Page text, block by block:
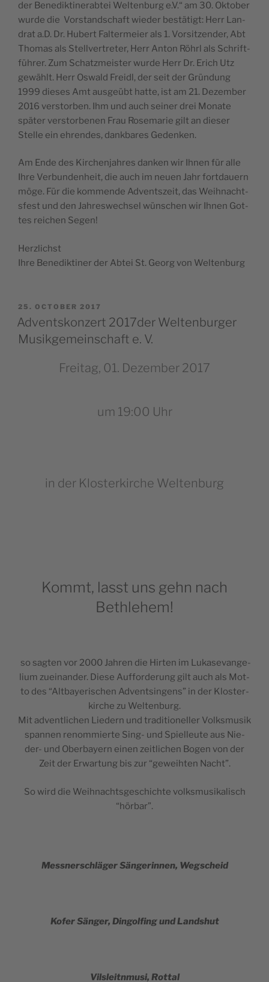
der Bene­dik­ti­ne­rab­tei Wel­ten­burg e.V.“ am 30. Okt­ober
wur­de die Vor­s­tand­sc­ha­ft wie­der bes­tätigt: Herr Lan­
drat a.D. Dr. Hubert Fal­ter­me­i­er als 1. Vor­sit­zen­der, Abt
Tho­mas als Stellver­tre­ter, Herr Anton Röhrl als Schri­ft­
führer. Zum Schatz­me­i­s­ter wur­de Herr Dr. Erich Utz
gewählt. Herr Oswald Fre­idl, der seit der Grün­dung
1999 die­ses Amt aus­ge­übt hat­te, ist am 21. Dezem­ber
2016 ver­s­tor­ben. Ihm und auch sei­ner drei Mona­te
später ver­s­tor­be­nen Frau Rose­ma­rie gilt an die­ser
Stel­le ein ehren­des, dank­ba­res Gedenken.
Am Ende des Kirc­hen­ja­hres dan­ken wir Ihnen für alle
Ihre Ver­bun­den­he­it, die auch im neu­en Jahr fort­da­u­ern
möge. Für die kom­mende Advents­ze­it, das Wei­hnac­ht­
s­fest und den Jahre­swec­hsel wün­sc­hen wir Ihnen Got­
tes reic­hen Segen!
Herz­lic­hst
Ihre Bene­dik­ti­ner der Abtei St. Georg von Weltenburg
POSTED
ON
25. OCTOBER 2017
Adventskonzert 2017der Weltenburger
Musikgemeinschaft e. V.
Freitag, 01. Dezember 2017
um 19:00 Uhr
in der Klosterkirche Weltenburg
Kommt, lasst uns gehn nach
Bethlehem!
so sag­ten vor 2000 Jahren die Hir­ten im Luka­se­van­ge­
li­um zue­i­nan­der. Die­se Auf­for­de­rung gilt auch als Mot­
to des “Alt­ba­ye­ri­sc­hen Advent­sin­gens” in der Klo­s­ter­
kirc­he zu Weltenburg.
Mit adven­tlic­hen Lie­dern und tra­di­ti­o­nel­ler Volks­mu­sik
span­nen renom­mi­er­te Sing- und Spi­el­le­u­te aus Nie­
der- und Ober­ba­yern einen zei­tlic­hen Bogen von der
Zeit der Erwar­tung bis zur “gewe­i­hten Nacht”.
So wird die Wei­hnac­ht­s­ge­sc­hic­hte volks­mu­si­ka­li­sch
“hör­bar”.
Mess­ner­sc­hläger Sän­ge­rin­nen, Wegscheid
Kofer Sän­ger, Din­gol­fing und Landshut
Vilsle­it­n­mu­si, Rottal